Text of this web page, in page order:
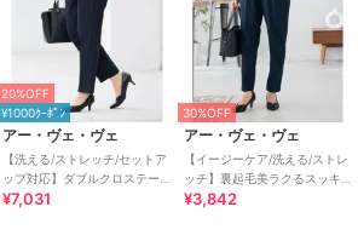
20%OFF
¥1000ｸｰﾎﾟﾝ
アー・ヴェ・ヴェ
【洗える/ストレッチ/セットア
ップ対応】ダブルクロステー
パードパンツ
¥7,031
30%OFF
アー・ヴェ・ヴェ
【イージーケア/洗える/ストレ
ッチ】裏起毛美ラクるスッキ
リ見えテーパードパンツ
¥3,842